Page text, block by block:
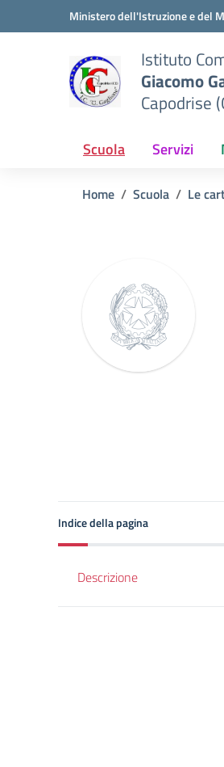
Vai ai contenuti
Vai al menu di navigazioneMinistero dell'Istruzione e del
Istituto
Giacomo
Capodrise
Scuola Servizi
Home Scuola Le
Indice della pagina
Descrizione